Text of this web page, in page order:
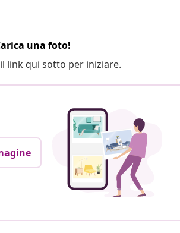
una foto!
link qui sotto per iniziare.